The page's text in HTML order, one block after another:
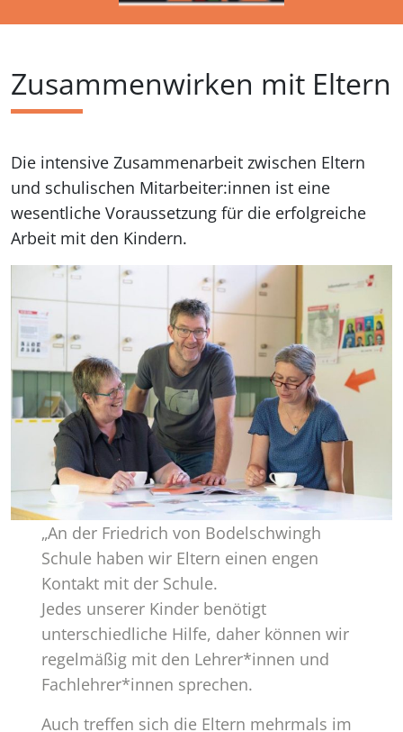
Zusammenwirken mit Eltern
Die intensive Zusammenarbeit zwischen Eltern
und schulischen Mitarbeiter:innen ist eine
wesentliche Voraussetzung für die erfolgreiche
Arbeit mit den Kindern.
„An der Friedrich von Bodelschwingh
Schule haben wir Eltern einen engen
Kontakt mit der Schule.
Jedes unserer Kinder benötigt
unterschiedliche Hilfe, daher können wir
regelmäßig mit den Lehrer*innen und
Fachlehrer*innen sprechen.
Auch treffen sich die Eltern mehrmals im